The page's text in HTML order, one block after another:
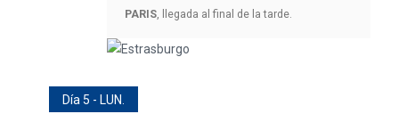
PARIS , llegada al final de la tarde.
Día 5 - LUN.